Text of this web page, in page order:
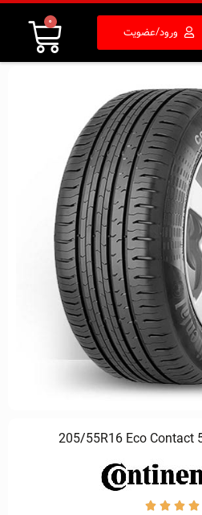
ورود/عضویت
0



